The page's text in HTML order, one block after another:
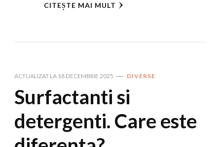
CITEȘTE MAI MULT
ACTUALIZAT LA 18 DECEMBRIE 2025 DIVERSE
Surfactanti si
detergenti. Care este